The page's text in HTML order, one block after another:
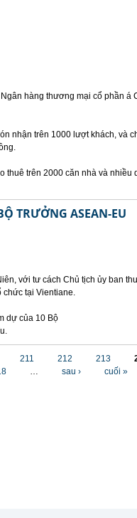
hàng thương mại cổ phần á
nhận trên 1000 lượt khách, và
thuê trên 2000 căn nhà và nhiều
TRƯỞNG ASEAN-EU
với tư cách Chủ tịch ủy ban
chức tại Vientiane.
dự của 10 Bộ
211 212 213
… sau › cuối »